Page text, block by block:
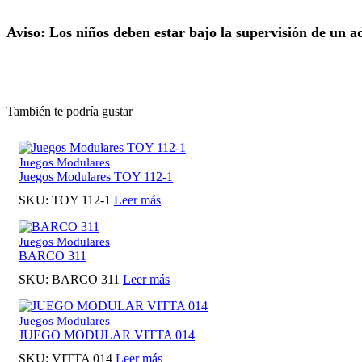
Aviso: Los niños deben estar bajo la supervisión de un
También te podría gustar
Juegos Modulares
Juegos Modulares TOY 112-1
SKU: TOY 112-1 Leer más
Juegos Modulares
BARCO 311
SKU: BARCO 311 Leer más
Juegos Modulares
JUEGO MODULAR VITTA 014
SKU: VITTA 014 Leer más